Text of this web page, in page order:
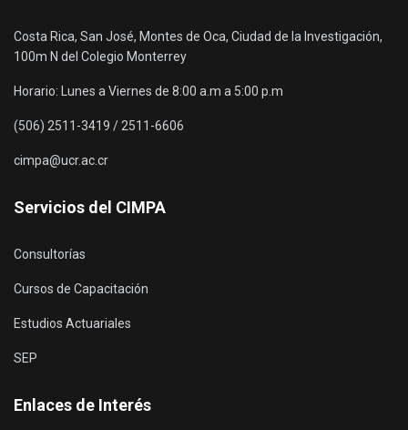
Costa Rica, San José, Montes de Oca, Ciudad de la Investigación,
100m N del Colegio Monterrey
Horario: Lunes a Viernes de 8:00 a.m a 5:00 p.m
(506) 2511-3419 / 2511-6606
cimpa@ucr.ac.cr
Servicios del CIMPA
Consultorías
Cursos de Capacitación
Estudios Actuariales
SEP
Enlaces de Interés